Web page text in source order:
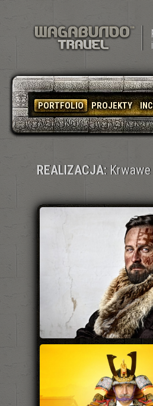
PORTFOLIO PROJEKTY
REALIZACJA: